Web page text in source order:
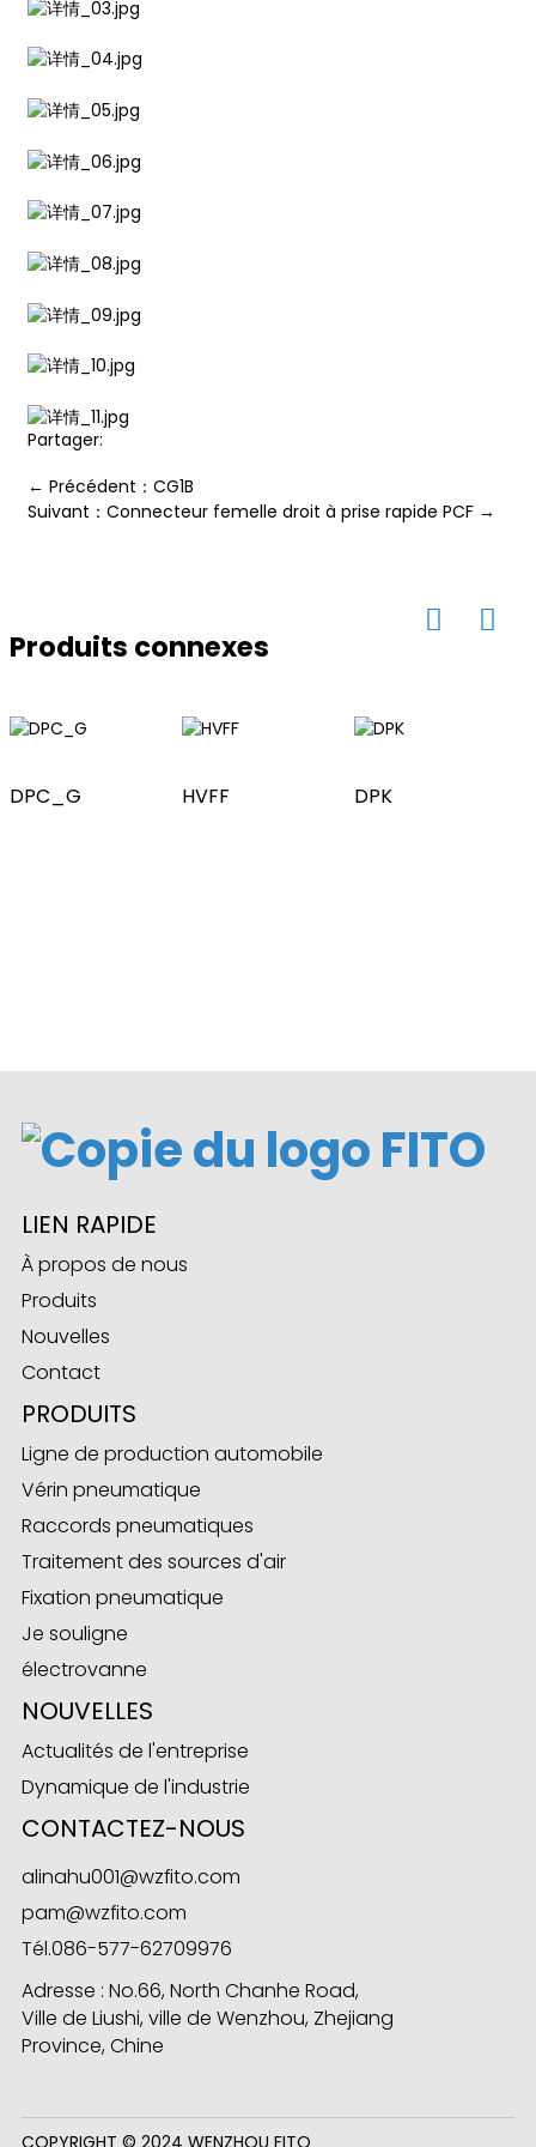
Partager:
← Précédent：CG1B
Suivant：Connecteur femelle droit à prise rapide PCF →
Produits connexes
DPC_G HVFF DPK
LIEN RAPIDE
À propos de nous
Produits
Nouvelles
Contact
PRODUITS
Ligne de production automobile
Vérin pneumatique
Raccords pneumatiques
Traitement des sources d'air
Fixation pneumatique
Je souligne
électrovanne
NOUVELLES
Actualités de l'entreprise
Dynamique de l'industrie
CONTACTEZ-NOUS
alinahu001@wzfito.com
pam@wzfito.com
Tél.086-577-62709976
Adresse : No.66, North Chanhe Road,
Ville de Liushi, ville de Wenzhou, Zhejiang
Province, Chine